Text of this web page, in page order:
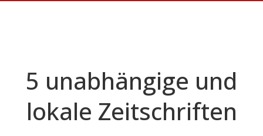
5 unabhängige und
lokale Zeitschriften